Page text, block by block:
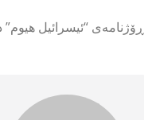
ڕۆژنامەی “ئیسرائیل